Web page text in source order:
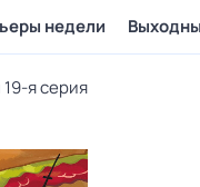
недели
я серия